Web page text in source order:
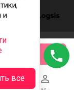
и
все
phone
